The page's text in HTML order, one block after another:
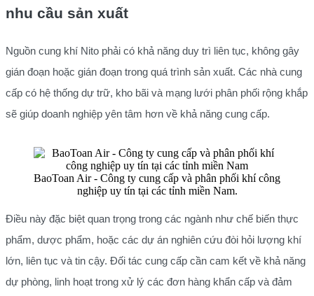
nhu cầu sản xuất
Nguồn cung khí Nito phải có khả năng duy trì liên tục, không gây
gián đoạn hoặc gián đoạn trong quá trình sản xuất. Các nhà cung
cấp có hệ thống dự trữ, kho bãi và mạng lưới phân phối rộng khắp
sẽ giúp doanh nghiệp yên tâm hơn về khả năng cung cấp.
BaoToan Air - Công ty cung cấp và phân phối khí công
nghiệp uy tín tại các tỉnh miền Nam.
Điều này đặc biệt quan trọng trong các ngành như chế biến thực
phẩm, dược phẩm, hoặc các dự án nghiên cứu đòi hỏi lượng khí
lớn, liên tục và tin cậy. Đối tác cung cấp cần cam kết về khả năng
dự phòng, linh hoạt trong xử lý các đơn hàng khẩn cấp và đảm